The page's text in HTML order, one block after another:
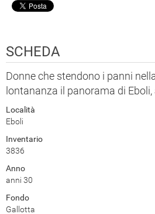
SCHEDA
Donne che stendono i panni
lontananza il panorama di Eboli,
Località
Eboli
Inventario
3836
Anno
anni 30
Fondo
Gallotta